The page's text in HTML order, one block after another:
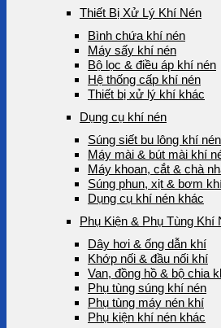
Thiết Bị Xử Lý Khí Nén
Bình chứa khí nén
Máy sấy khí nén
Bộ lọc & điều áp khí nén
Hệ thống cấp khí nén
Thiết bị xử lý khí khác
Dụng cụ khí nén
Súng siết bu lông khí nén
Máy mài & bút mài khí
Máy khoan, cắt & chà
Súng phun, xịt & bơm
Dụng cụ khí nén khác
Phụ Kiện & Phụ Tùng Khí
Dây hơi & ống dẫn khí
Khớp nối & đầu nối khí
Van, đồng hồ & bộ chia
Phụ tùng súng khí nén
Phụ tùng máy nén khí
Phụ kiện khí nén khác